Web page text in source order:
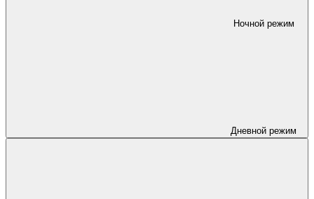
Ночной режим
Дневной режим